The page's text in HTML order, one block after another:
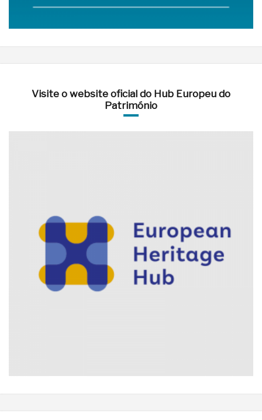
Visite o website oficial do Hub Europeu do
Património